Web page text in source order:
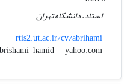
استاد، دانشگاه تهران
rtis2.ut.ac.ir/cv/abrihami
abrishami_hamid
yahoo.com